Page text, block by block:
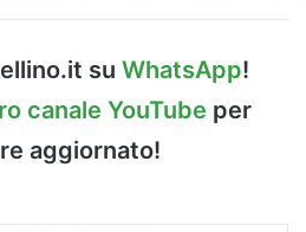
su WhatsApp!
canale YouTube per
aggiornato!